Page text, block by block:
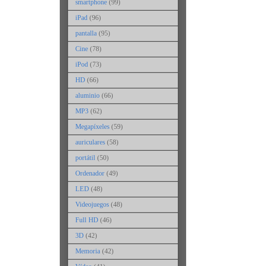
smartphone (99)
iPad (96)
pantalla (95)
Cine (78)
iPod (73)
HD (66)
aluminio (66)
MP3 (62)
Megapíxeles (59)
auriculares (58)
portátil (50)
Ordenador (49)
LED (48)
Videojuegos (48)
Full HD (46)
3D (42)
Memoria (42)